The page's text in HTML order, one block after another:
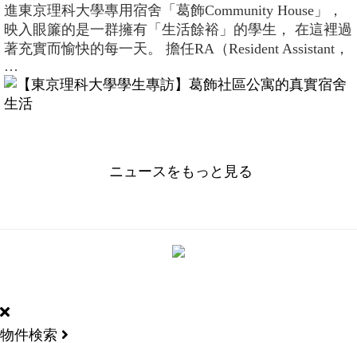
進東京理科大學專用宿舍「葛飾Community House」，
映入眼簾的是一群擁有「生活餘裕」的學生， 在這裡過
著充實而愉快的每一天。 擔任RA（Resident Assistant，
…
ニュースをもっと見る
物件検索